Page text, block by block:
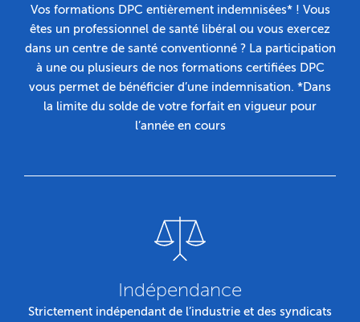
Vos formations DPC entièrement indemnisées* ! Vous
êtes un professionnel de santé libéral ou vous exercez
dans un centre de santé conventionné ? La participation
à une ou plusieurs de nos formations certifiées DPC
vous permet de bénéficier d’une indemnisation. *Dans
la limite du solde de votre forfait en vigueur pour
l’année en cours
Indépendance
Strictement indépendant de l’industrie et des syndicats